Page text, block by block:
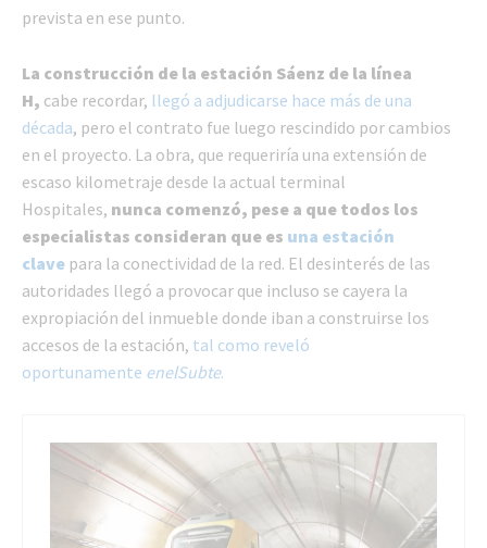
prevista en ese punto.
La construcción de la estación Sáenz de la línea
H, cabe recordar, llegó a adjudicarse hace más de una
década, pero el contrato fue luego rescindido por cambios
en el proyecto. La obra, que requeriría una extensión de
escaso kilometraje desde la actual terminal
Hospitales, nunca comenzó, pese a que todos los
especialistas consideran que es una estación
clave para la conectividad de la red. El desinterés de las
autoridades llegó a provocar que incluso se cayera la
expropiación del inmueble donde iban a construirse los
accesos de la estación, tal como reveló
oportunamente enelSubte.